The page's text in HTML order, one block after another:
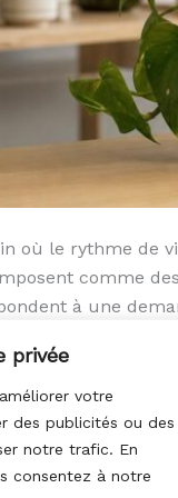
privée
votre
des publicités ou des
notre trafic. En
consentez à notre
où le rythme de
comme
à une